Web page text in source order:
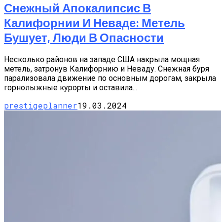
Снежный Апокалипсис В
Калифорнии И Неваде: Метель
Бушует, Люди В Опасности
Несколько районов на западе США накрыла мощная
метель, затронув Калифорнию и Неваду. Снежная буря
парализовала движение по основным дорогам, закрыла
горнолыжные курорты и оставила...
prestigeplanner19.03.2024